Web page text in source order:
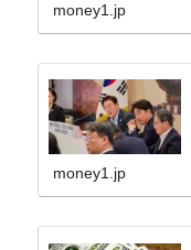
money1.jp
money1.jp